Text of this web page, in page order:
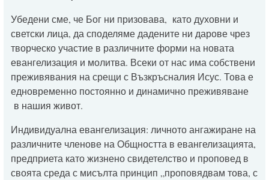
Убедени сме, че Бог ни призовава, като духовни и
светски лица, да споделяме дадените ни дарове чрез
творческо участие в различните форми на новата
евангелизация и молитва. Всеки от нас има собствени
преживявания на срещи с Възкръсналия Исус. Това е
едновременно постоянно и динамично преживяване
в нашия живот.
Индивидуална евангелизация: личното ангажиране на
различните членове на Общността в евангелизацията,
предприета като жизнено свидетелство и проповед в
своята среда с мисълта принцип „проповядвам това, с